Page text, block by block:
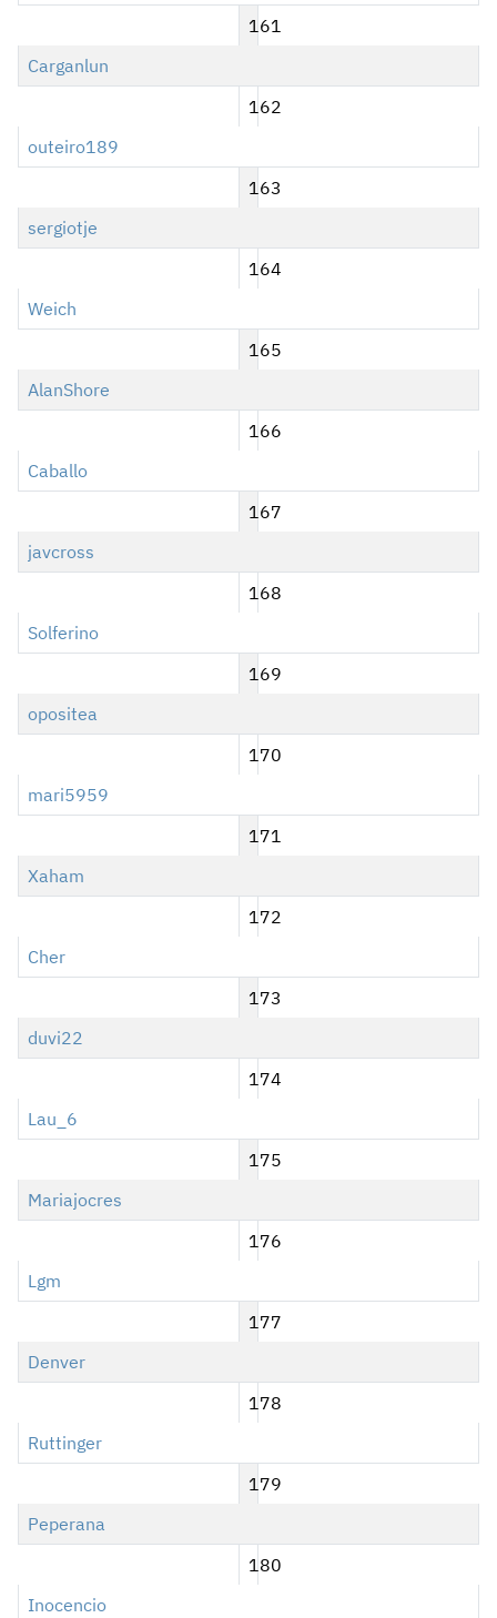
161
Carganlun
162
outeiro189
163
sergiotje
164
Weich
165
AlanShore
166
Caballo
167
javcross
168
Solferino
169
opositea
170
mari5959
171
Xaham
172
Cher
173
duvi22
174
Lau_6
175
Mariajocres
176
Lgm
177
Denver
178
Ruttinger
179
Peperana
180
Inocencio